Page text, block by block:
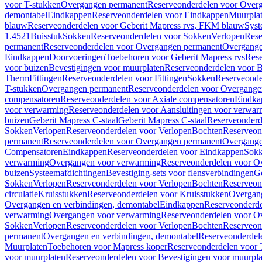
voor T-stukkenOvergangen permanentReserveonderdelen voor
demontabelEindkappenReserveonderdelen voor Eindkappen
blauwReserveonderdelen voor Geberit Mapress rvs, FKM blauw
1.4521BuisstukSokkenReserveonderdelen voor SokkenVerlopen
permanentReserveonderdelen voor Overgangen permanent
EindkappenDoorvoeringenToebehoren voor Geberit Mapress rvs
voor buizenBevestigingen voor muurplatenReserveonderdelen voor
ThermFittingenReserveonderdelen voor FittingenSokken
T-stukkenOvergangen permanentReserveonderdelen voor
compensatorenReserveonderdelen voor Axiale compensatoren
voor verwarmingReserveonderdelen voor Aansluitingen voor
buizenGeberit Mapress C-staalGeberit Mapress C-staal
SokkenVerlopenReserveonderdelen voor VerlopenBochten
permanentReserveonderdelen voor Overgangen permanent
CompensatorenEindkappenReserveonderdelen voor Eindkappen
verwarmingOvergangen voor verwarmingReserveonderdelen voor
buizenSysteemafdichtingenBevestiging-sets voor flensverbindingen
SokkenVerlopenReserveonderdelen voor VerlopenBochten
circulatieKruisstukkenReserveonderdelen voor Kruisstukken
Overgangen en verbindingen, demontabelEindkappen
verwarmingOvergangen voor verwarmingReserveonderdelen voor
SokkenVerlopenReserveonderdelen voor VerlopenBochten
permanentOvergangen en verbindingen, demontabel
MuurplatenToebehoren voor Mapress koperReserveonderdelen voor
voor muurplatenReserveonderdelen voor Bevestigingen voor